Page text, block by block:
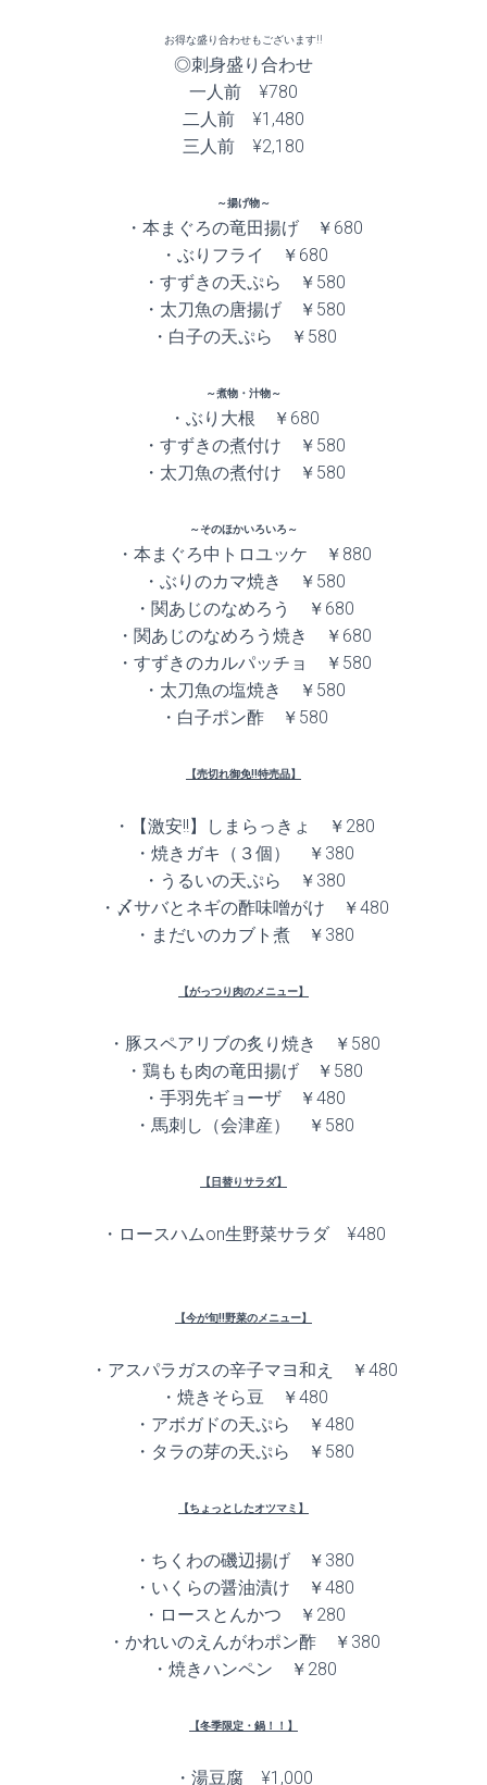
お得な盛り合わせもございます!!
◎刺身盛り合わせ
一人前 ¥780
二人前 ¥1,480
三人前 ¥2,180
～揚げ物～
・本まぐろの竜田揚げ ￥680
・ぶりフライ ￥680
・すずきの天ぷら ￥580
・太刀魚の唐揚げ ￥580
・白子の天ぷら ￥580
～煮物・汁物～
・ぶり大根 ￥680
・すずきの煮付け ￥580
・太刀魚の煮付け ￥580
～そのほかいろいろ～
・本まぐろ中トロユッケ ￥880
・ぶりのカマ焼き ￥580
・関あじのなめろう ￥680
・関あじのなめろう焼き ￥680
・すずきのカルパッチョ ￥580
・太刀魚の塩焼き ￥580
・白子ポン酢 ￥580
【売切れ御免!!特売品】
・【激安!!】しまらっきょ ￥280
・焼きガキ（３個） ￥380
・うるいの天ぷら ￥380
・〆サバとネギの酢味噌がけ ￥480
・まだいのカブト煮 ￥380
【がっつり肉のメニュー】
・豚スペアリブの炙り焼き ￥580
・鶏もも肉の竜田揚げ ￥580
・手羽先ギョーザ ￥480
・馬刺し（会津産） ￥580
【日替りサラダ】
・ロースハムon生野菜サラダ ¥480
【今が旬!!野菜のメニュー】
・アスパラガスの辛子マヨ和え ￥480
・焼きそら豆 ￥480
・アボガドの天ぷら ￥480
・タラの芽の天ぷら ￥580
【ちょっとしたオツマミ】
・ちくわの磯辺揚げ ￥380
・いくらの醤油漬け ￥480
・ロースとんかつ ￥280
・かれいのえんがわポン酢 ￥380
・焼きハンペン ￥280
【冬季限定・鍋！！】
・湯豆腐 ¥1,000